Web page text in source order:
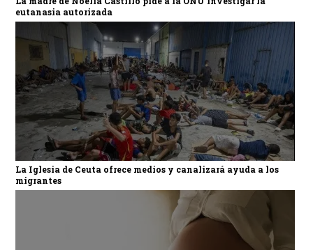
eutanasia autorizada
La Iglesia de Ceuta ofrece medios y canalizará ayuda a los
migrantes